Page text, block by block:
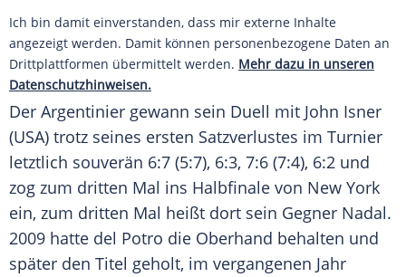
Ich bin damit einverstanden, dass mir externe Inhalte
angezeigt werden. Damit können personenbezogene Daten an
Drittplattformen übermittelt werden. Mehr dazu in unseren
Datenschutzhinweisen.
Der Argentinier gewann sein Duell mit John Isner
(USA) trotz seines ersten Satzverlustes im Turnier
letztlich souverän 6:7 (5:7), 6:3, 7:6 (7:4), 6:2 und
zog zum dritten Mal ins Halbfinale von New York
ein, zum dritten Mal heißt dort sein Gegner Nadal.
2009 hatte del Potro die Oberhand behalten und
später den Titel geholt, im vergangenen Jahr